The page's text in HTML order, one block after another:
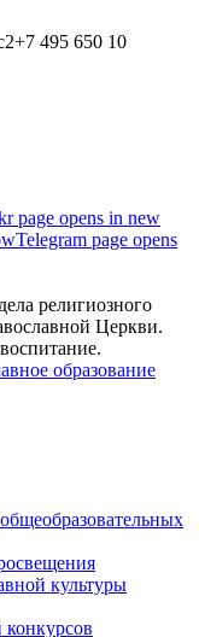
+7 495 650 10
page opens in new
Telegram page opens
религиозного
Церкви.
культуры